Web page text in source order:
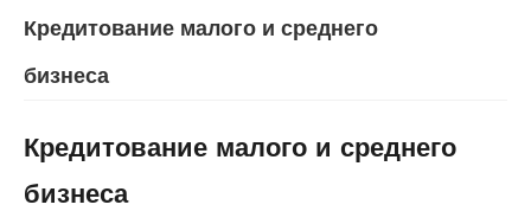
Кредитование малого и среднего
бизнеса
Кредитование малого и среднего
бизнеса